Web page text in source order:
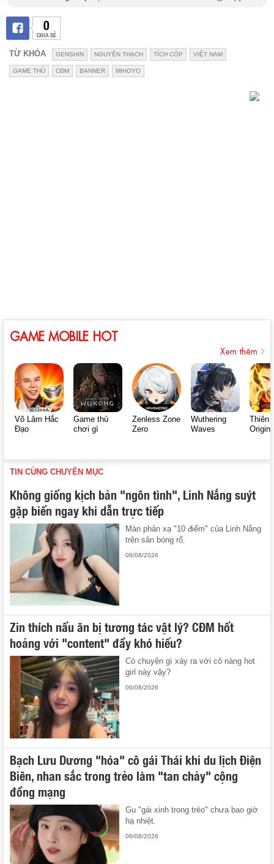
0
CHIA SẺ
TỪ KHÓA GENSHIN NGUYÊN THẠCH TÍCH CÓP VIỆT NAM
GAME THỦ CĐM BANNER MIHOYO
GAME MOBILE HOT
Xem thêm
Võ Lâm Hắc
Đạo
Game thủ
chơi gì
Zenless Zone
Zero
Wuthering
Waves
Thiên
Origin
TIN CÙNG CHUYÊN MỤC
Không giống kịch bản "ngôn tình", Linh Nắng suýt
gặp biến ngay khi dẫn trực tiếp
Màn phản xạ "10 điểm" của Linh Nắng
trên sân bóng rổ.
06/08/2026
Zin thích nấu ăn bị tương tác vật lý? CĐM hốt
hoảng với "content" đầy khó hiểu?
Có chuyện gì xảy ra với cô nàng hot
girl này vậy?
06/08/2026
Bạch Lưu Dương "hóa" cô gái Thái khi du lịch Điện
Biên, nhan sắc trong trẻo làm "tan chảy" cộng
đồng mạng
Gu "gái xinh trong trẻo" chưa bao giờ
hạ nhiệt.
06/08/2026